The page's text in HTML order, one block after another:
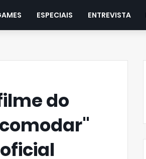
ESPECIAIS ENTREVISTA
do